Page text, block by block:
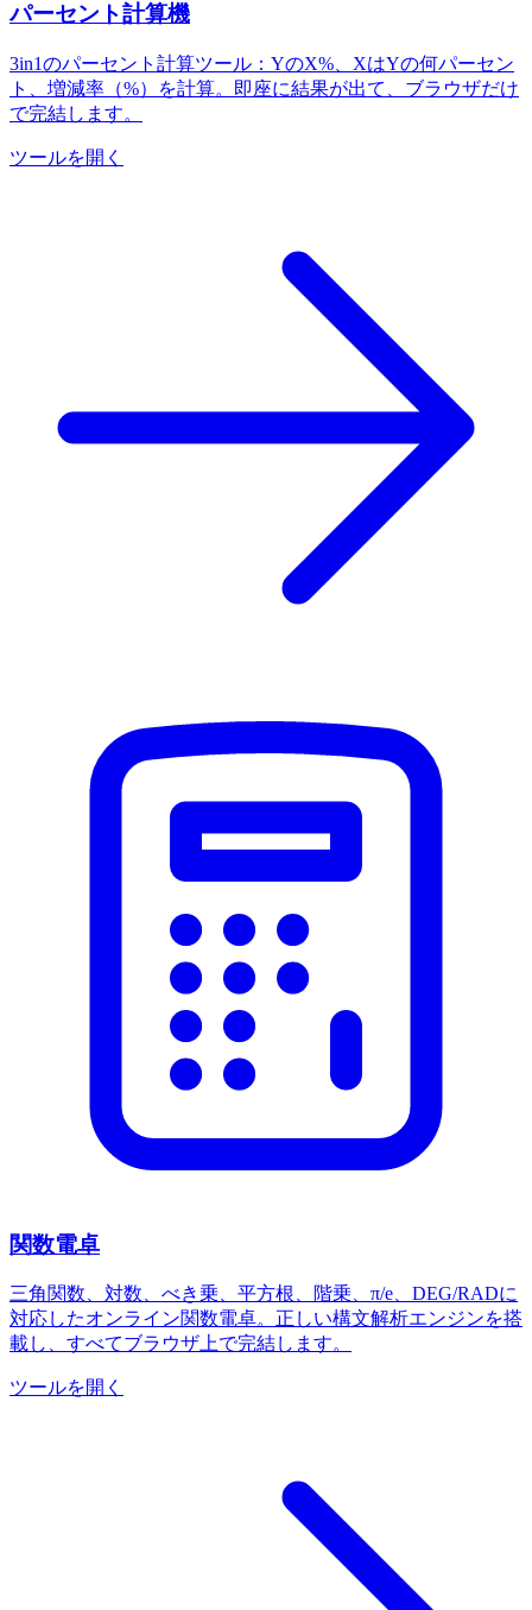
パーセント計算機
3in1のパーセント計算ツール：YのX%、XはYの何パーセン
ト、増減率（%）を計算。即座に結果が出て、ブラウザだけ
で完結します。
ツールを開く
関数電卓
三角関数、対数、べき乗、平方根、階乗、π/e、DEG/RADに
対応したオンライン関数電卓。正しい構文解析エンジンを搭
載し、すべてブラウザ上で完結します。
ツールを開く